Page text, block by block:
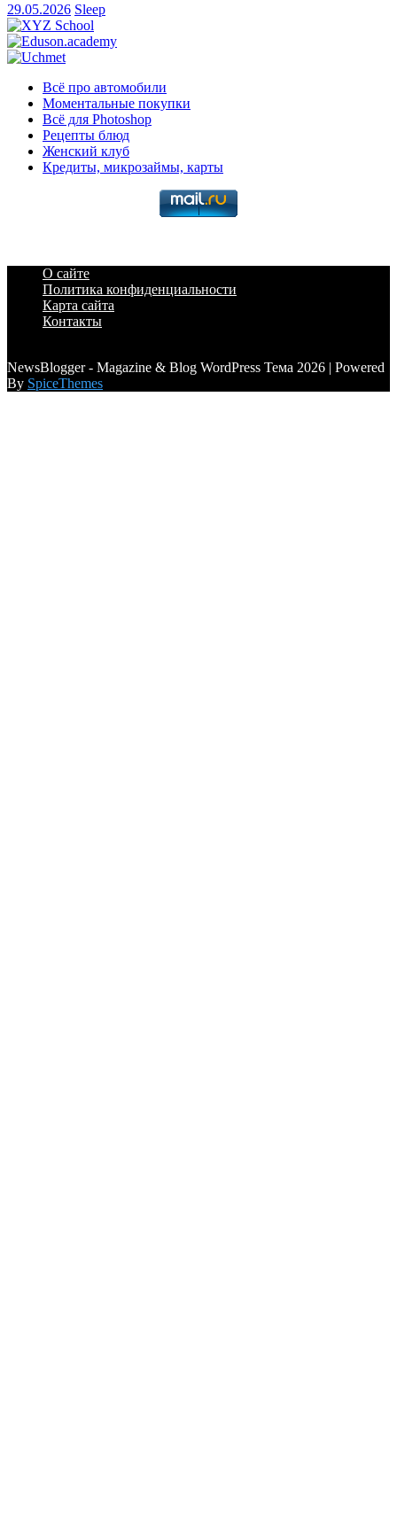
29.05.2026 Sleep
Всё про автомобили
Моментальные покупки
Всё для Photoshop
Рецепты блюд
Женский клуб
Кредиты, микрозаймы, карты
О сайте
Политика конфиденциальности
Карта сайта
Контакты
NewsBlogger - Magazine & Blog WordPress Тема 2026 | Powered
By SpiceThemes